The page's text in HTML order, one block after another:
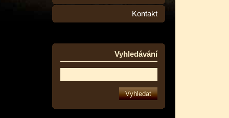
Kontakt
Vyhledávání